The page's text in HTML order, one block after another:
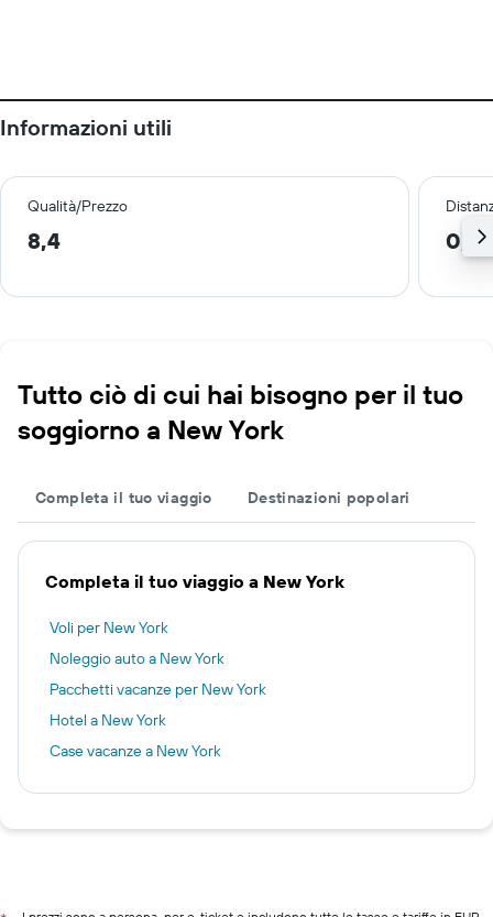
Informazioni utili
Qualità/Prezzo
8,4 0,5
Tutto ciò di cui hai bisogno per il tuo
soggiorno a New York
Completa il tuo viaggio Destinazioni popolari
Completa il tuo viaggio a New York
Voli per New York
Noleggio auto a New York
Pacchetti vacanze per New York
Hotel a New York
Case vacanze a New York